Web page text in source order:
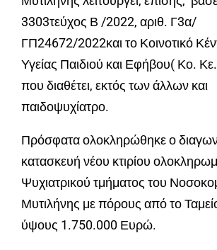
3303τεύχος Β /2022, αριθ. Γ3α/
ΓΠ24672/2022και το Κοινοτικό
Υγείας Παιδιού και Εφήβου( Κο.
που διαθέτει, εκτός των άλλων και
παιδοψυχίατρο.
Πρόσφατα ολοκληρώθηκε ο
κατασκευή νέου κτιρίου
Ψυχιατρικού τμήματος του
Μυτιλήνης με πόρους από το
ύψους 1.750.000 Ευρώ.